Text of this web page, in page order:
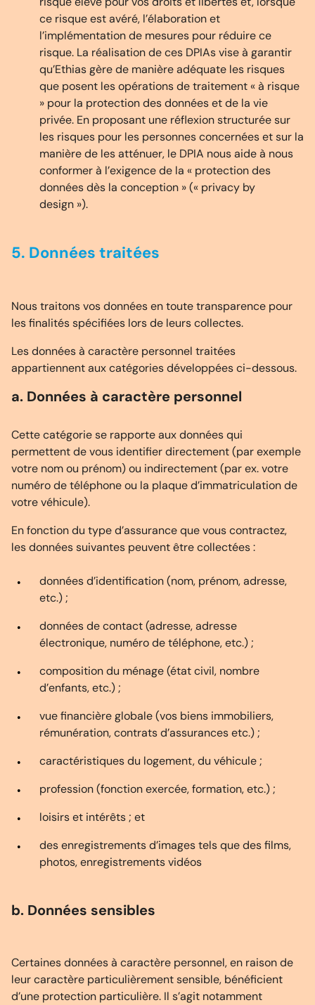
ce risque est avéré, l’élaboration et
l’implémentation de mesures pour réduire ce
risque. La réalisation de ces DPIAs vise à garantir
qu’Ethias gère de manière adéquate les risques
que posent les opérations de traitement « à risque
» pour la protection des données et de la vie
privée. En proposant une réflexion structurée sur
les risques pour les personnes concernées et sur la
manière de les atténuer, le DPIA nous aide à nous
conformer à l’exigence de la « protection des
données dès la conception » (« privacy by
design »).
5. Données traitées
Nous traitons vos données en toute transparence pour
les finalités spécifiées lors de leurs collectes.
Les données à caractère personnel traitées
appartiennent aux catégories développées ci-dessous.
a. Données à caractère personnel
Cette catégorie se rapporte aux données qui
permettent de vous identifier directement (par exemple
votre nom ou prénom) ou indirectement (par ex. votre
numéro de téléphone ou la plaque d’immatriculation de
votre véhicule).
En fonction du type d’assurance que vous contractez,
les données suivantes peuvent être collectées :
données d’identification (nom, prénom, adresse,
etc.) ;
données de contact (adresse, adresse
électronique, numéro de téléphone, etc.) ;
composition du ménage (état civil, nombre
d’enfants, etc.) ;
vue financière globale (vos biens immobiliers,
rémunération, contrats d’assurances etc.) ;
caractéristiques du logement, du véhicule ;
profession (fonction exercée, formation, etc.) ;
loisirs et intérêts ; et
des enregistrements d’images tels que des films,
photos, enregistrements vidéos
b. Données sensibles
Certaines données à caractère personnel, en raison de
leur caractère particulièrement sensible, bénéficient
d’une protection particulière. Il s’agit notamment